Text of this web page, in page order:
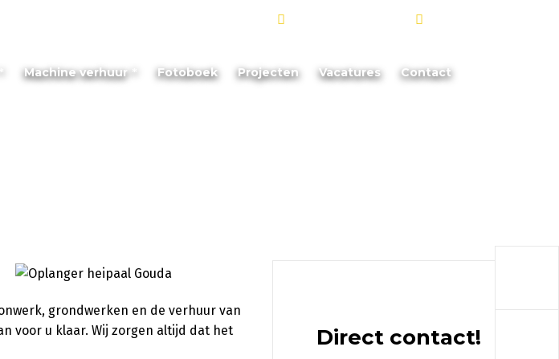
Machine verhuur Fotoboek Projecten Vacatures Contact
grondwerken en de verhuur van
voor u klaar. Wij zorgen altijd dat het
Direct contact!